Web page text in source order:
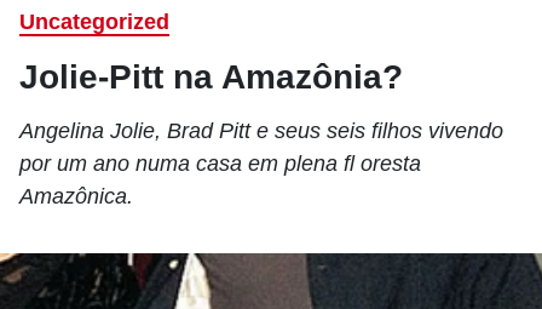
Uncategorized
Jolie-Pitt na Amazônia?
Angelina Jolie, Brad Pitt e seus seis filhos vivendo
por um ano numa casa em plena fl oresta
Amazônica.